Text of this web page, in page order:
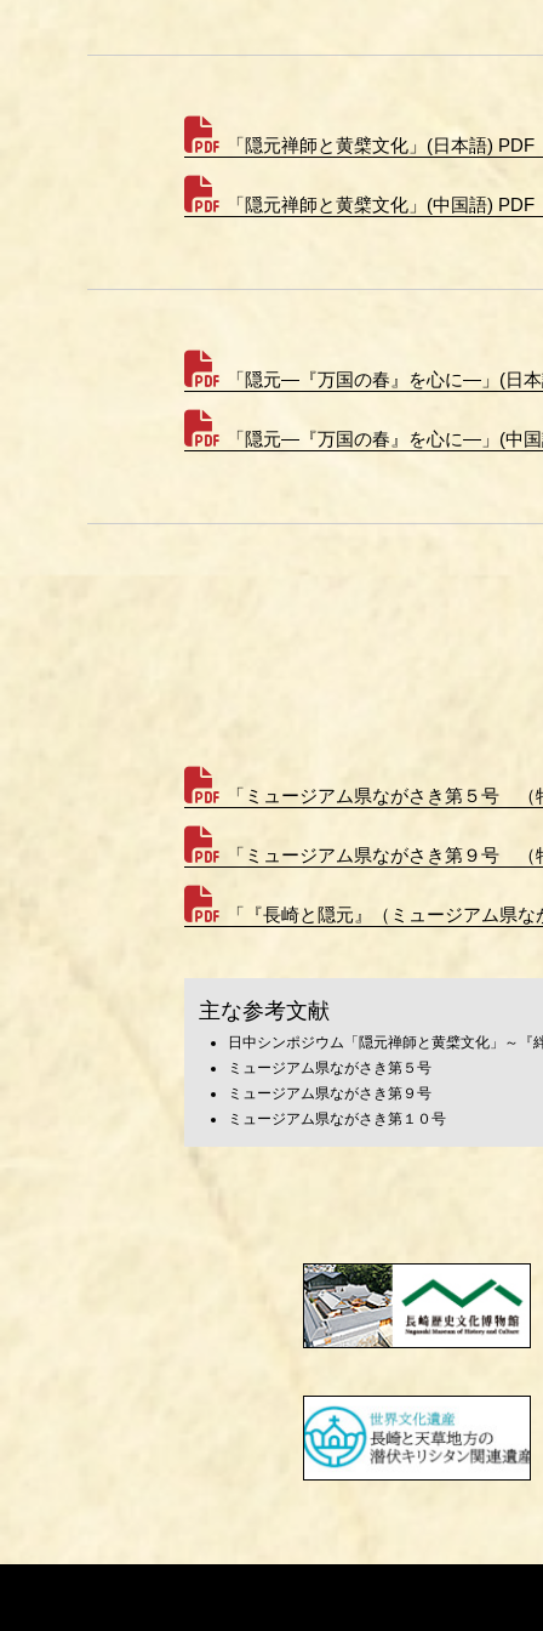
「隠元禅師と黄檗文化」(日本語) PDF
「隠元禅師と黄檗文化」(中国語) PDF
「隠元―『万国の春』を心に―」(日
「隠元―『万国の春』を心に―」(中
「ミュージアム県ながさき第５号
「ミュージアム県ながさき第９号
「『長崎と隠元』（ミュージアム県
主な参考文献
日中シンポジウム「隠元禅師と黄檗文化」～
ミュージアム県ながさき第５号
ミュージアム県ながさき第９号
ミュージアム県ながさき第１０号